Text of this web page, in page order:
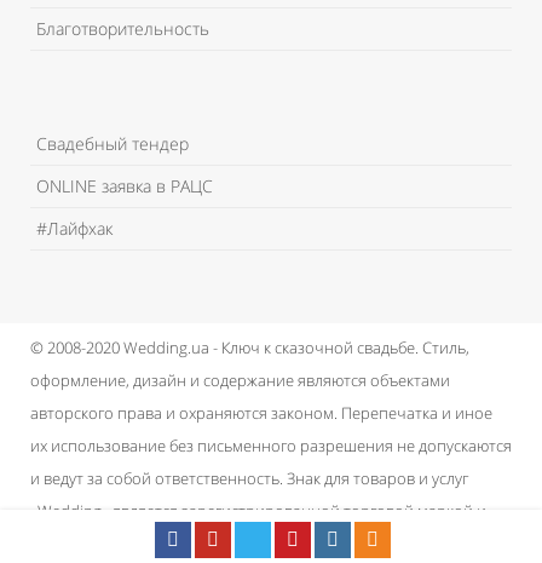
Благотворительность
Свадебный тендер
ONLINE заявка в РАЦС
#Лайфхак
© 2008-2020 Wedding.ua - Ключ к сказочной свадьбе. Стиль,
оформление, дизайн и содержание являются объектами
авторского права и охраняются законом. Перепечатка и иное
их использование без письменного разрешения не допускаются
и ведут за собой ответственность. Знак для товаров и услуг
«Wedding» является зарегистрированной торговой маркой и
принадлежит проекту.
Пользовательское соглашение